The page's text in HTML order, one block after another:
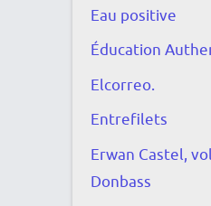
Eau positive
Éducation
Elcorreo.
Entrefilets
Erwan Castel,
Donbass